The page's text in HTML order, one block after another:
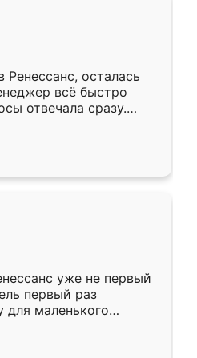
Ренессанс, осталась
всё быстро
отвечала сразу.
субботу, подошёл к
Собрали
аккуратно, даже
уже не первый
первый раз
для маленького
,во второй раз
качеству очень